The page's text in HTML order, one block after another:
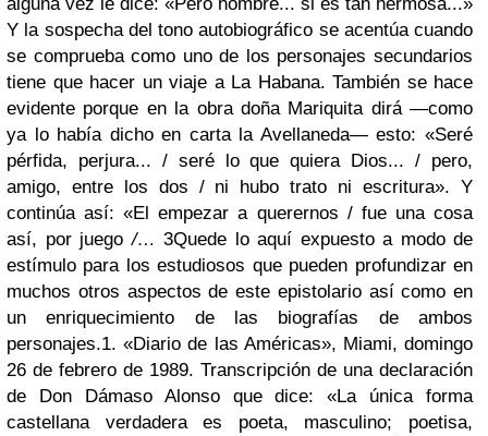
Y la sospecha del tono autobiográfico se acentúa cuando
se comprueba como uno de los personajes secundarios
tiene que hacer un viaje a La Habana. También se hace
evidente porque en la obra doña Mariquita dirá —como
ya lo había dicho en carta la Avellaneda— esto: «Seré
pérfida, perjura... / seré lo que quiera Dios... / pero,
amigo, entre los dos / ni hubo trato ni escritura». Y
continúa así: «El empezar a querernos / fue una cosa
así, por juego/… 3Quede lo aquí expuesto a modo de
estímulo para los estudiosos que pueden profundizar en
muchos otros aspectos de este epistolario así como en
un enriquecimiento de las biografías de ambos
personajes.1. «Diario de las Américas», Miami, domingo
26 de febrero de 1989. Transcripción de una declaración
de Don Dámaso Alonso que dice: «La única forma
castellana verdadera es poeta, masculino; poetisa,